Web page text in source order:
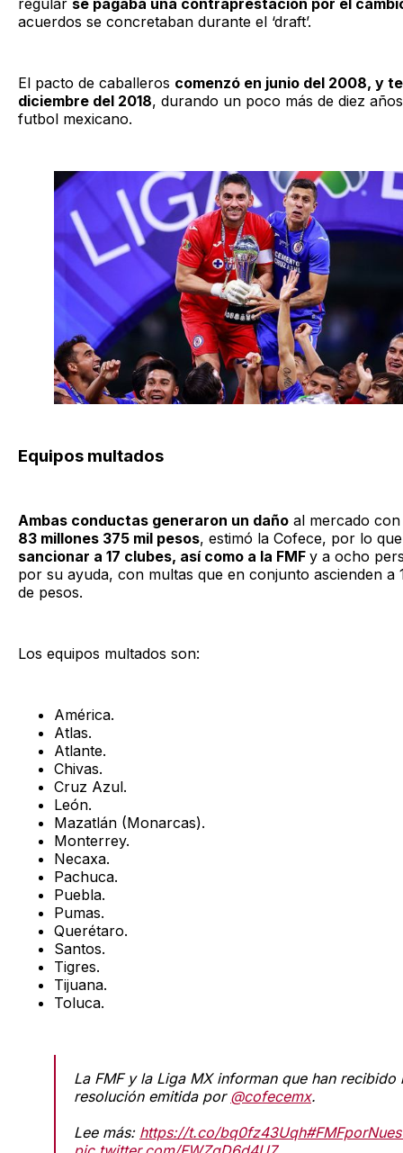
regular se pagaba una contraprestación por el
acuerdos se concretaban durante el ‘draft’.
El pacto de caballeros comenzó en junio del 2008, y
diciembre del 2018, durando un poco más de diez
futbol mexicano.
Equipos multados
Ambas conductas generaron un daño al mercado
83 millones 375 mil pesos, estimó la Cofece, por lo
sancionar a 17 clubes, así como a la FMF y a ocho
por su ayuda, con multas que en conjunto ascienden a
de pesos.
Los equipos multados son:
América.
Atlas.
Atlante.
Chivas.
Cruz Azul.
León.
Mazatlán (Monarcas).
Monterrey.
Necaxa.
Pachuca.
Puebla.
Pumas.
Querétaro.
Santos.
Tigres.
Tijuana.
Toluca.
La FMF y la Liga MX informan que han recibido
resolución emitida por @cofecemx.
Lee más: https://t.co/bq0fz43Uqh